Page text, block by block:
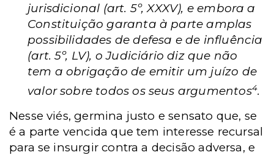
jurisdicional (art. 5º, XXXV), e embora a
Constituição garanta à parte amplas
possibilidades de defesa e de influência
(art. 5º, LV), o Judiciário diz que não
tem a obrigação de emitir um juízo de
valor sobre todos os seus argumentos4.
Nesse viés, germina justo e sensato que, se
é a parte vencida que tem interesse recursal
para se insurgir contra a decisão adversa, e